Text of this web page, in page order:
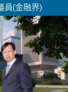
員(金融界)